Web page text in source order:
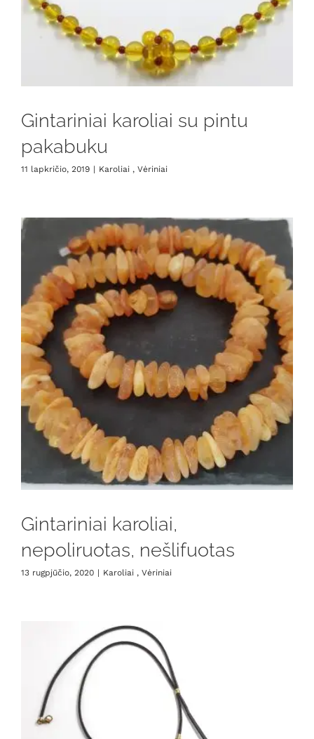
Gintariniai karoliai su pintu
pakabuku
11 lapkričio, 2019 | Karoliai , Vėriniai
Gintariniai karoliai,
nepoliruotas, nešlifuotas
13 rugpjūčio, 2020 | Karoliai , Vėriniai